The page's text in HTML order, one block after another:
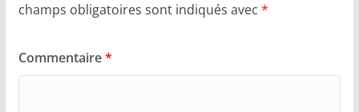
champs obligatoires sont indiqués avec *
Commentaire*